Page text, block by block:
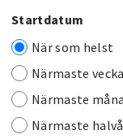
Startdatum
När som helst
Närmaste
Närmaste
Närmaste